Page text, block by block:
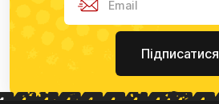
Підписатися